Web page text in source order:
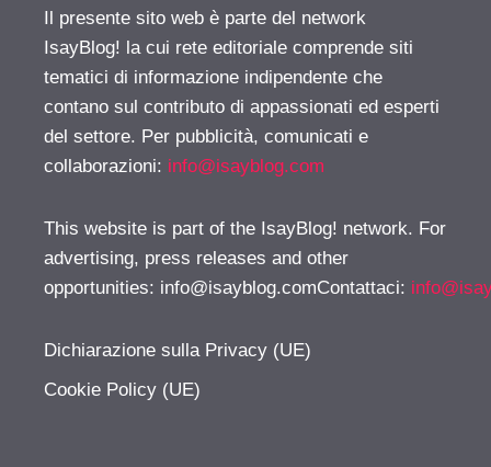
Il presente sito web è parte del network
IsayBlog! la cui rete editoriale comprende siti
tematici di informazione indipendente che
contano sul contributo di appassionati ed esperti
del settore. Per pubblicità, comunicati e
collaborazioni: info@isayblog.com
This website is part of the IsayBlog! network. For
advertising, press releases and other
opportunities: info@isayblog.comContattaci:
Dichiarazione sulla Privacy (UE)
Cookie Policy (UE)